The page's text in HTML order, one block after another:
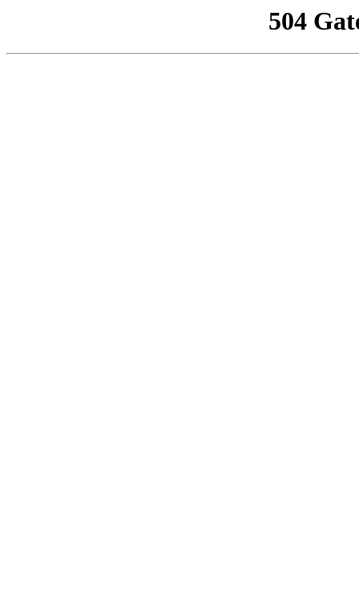
504